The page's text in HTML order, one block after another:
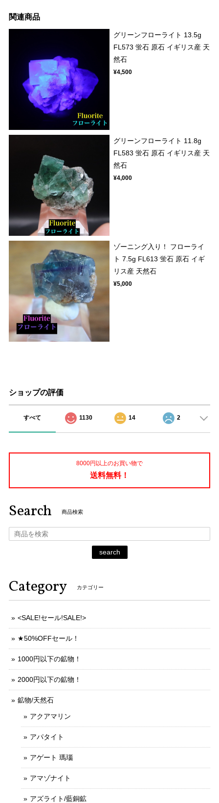
関連商品
グリーンフローライト 13.5g
FL573 蛍石 原石 イギリス産 天
然石
¥4,500
グリーンフローライト 11.8g
FL583 蛍石 原石 イギリス産 天
然石
¥4,000
ゾーニング入り！ フローライ
ト 7.5g FL613 蛍石 原石 イギ
リス産 天然石
¥5,000
ショップの評価
すべて 1130 14 2
8000円以上のお買い物で
送料無料！
Search 商品検索
search
Category カテゴリー
<SALE!セール!SALE!>
★50%OFFセール！
1000円以下の鉱物！
2000円以下の鉱物！
鉱物/天然石
アクアマリン
アパタイト
アゲート 瑪瑙
アマゾナイト
アズライト/藍銅鉱